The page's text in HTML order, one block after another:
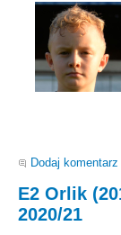
Dodaj komentarz
E2 Orlik
2020/21